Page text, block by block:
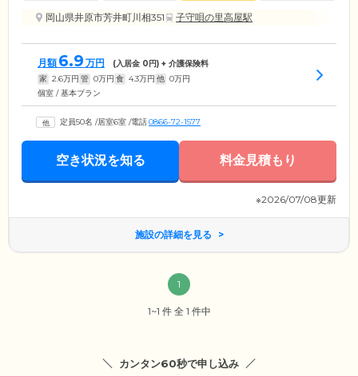
岡山県井原市芳井町川相351
子守唄の里高屋駅
月額 6.9 万円 (入居金 0円) + 介護保険料
家 2.6万円 管 0万円 食 4.3万円 他 0万円
個室 / 基本プラン
定員50名 /居室6室 /電話0866-72-1577
空き状況を知る 料金見積もり
※2026/07/08更新
施設の詳細を見る
1
1~1 件 全 1 件中
カンタン60秒で申し込み